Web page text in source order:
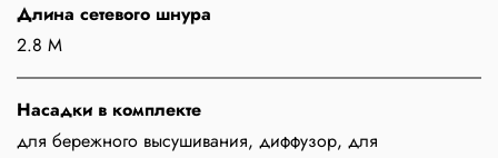
Длина сетевого шнура
2.8 М
Насадки в комплекте
для бережного высушивания, диффузор, для